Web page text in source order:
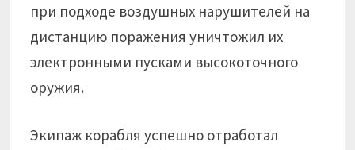
при подходе воздушных нарушителей на
дистанцию поражения уничтожил их
электронными пусками высокоточного
оружия.
Экипаж корабля успешно отработал